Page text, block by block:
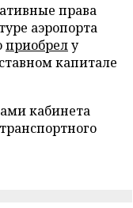
права
аэропорта
приобрелу
капитале
кабинета